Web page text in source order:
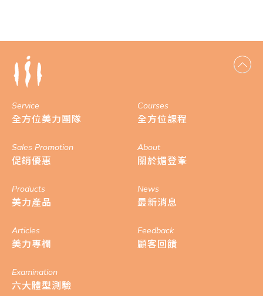
Service
全方位美力團隊
Courses
全方位課程
Sales Promotion
促銷優惠
About
關於媚登峯
Products
美力產品
News
最新消息
Articles
美力專欄
Feedback
顧客回饋
Examination
六大體型測驗